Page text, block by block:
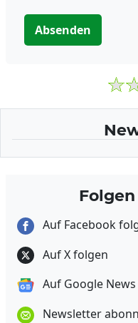
Absenden
Auf Facebook
Auf X folgen
Auf Google
Newsletter